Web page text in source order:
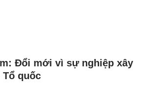
Đổi mới vì sự nghiệp xây
Tổ quốc